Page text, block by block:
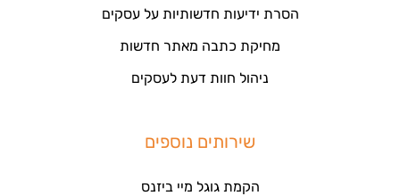
הסרת ידיעות חדשותיות על עסקים
מחיקת כתבה מאתר חדשות
ניהול חוות דעת לעסקים
שירותים נוספים
הקמת גוגל מיי ביזנס